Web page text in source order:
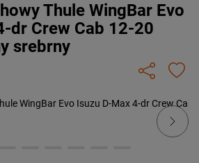
Thule WingBar Evo
dr Crew Cab 12-20
srebrny
Next